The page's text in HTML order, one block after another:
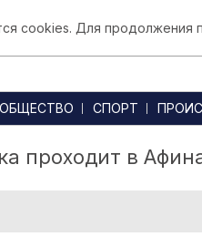
ОБЩЕСТВО СПОРТ
проходит в
cookies. Для продолжения